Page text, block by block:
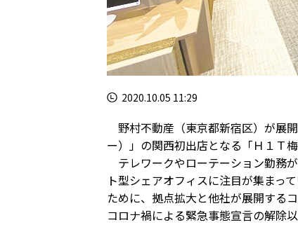
2020.10.05 11:29
野村不動産（東京都新宿区）が展
ー）」の関西初出店となる「Ｈ１Ｔ
テレワークやローテーション勤務
ト型シェアオフィスに注目が集まっ
ために、拠点拡大と他社が展開する
コロナ禍による緊急事態宣言の解除